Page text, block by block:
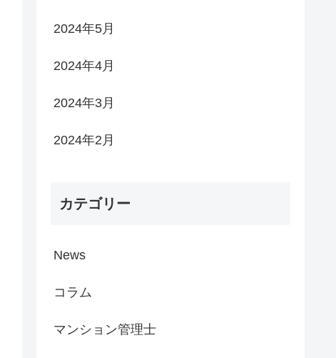
2024年5月
2024年4月
2024年3月
2024年2月
カテゴリー
News
コラム
マンション管理士